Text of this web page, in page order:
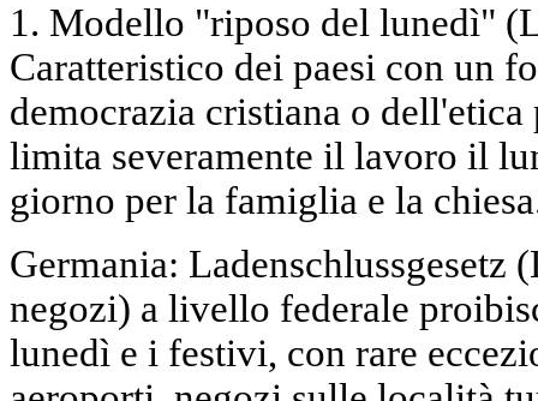
1. Modello "riposo del lunedì"
Caratteristico dei paesi con un
democrazia cristiana o
limita severamente il lavoro il
giorno per la famiglia e la
Germania: Ladenschlussgesetz
negozi) a livello federale
lunedì e i festivi, con rare